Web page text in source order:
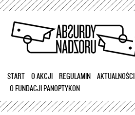
Przejdź
treści
START O AKCJI REGULAMIN
AKTUALNOŚCI
O FUNDACJI PANOPTYKON